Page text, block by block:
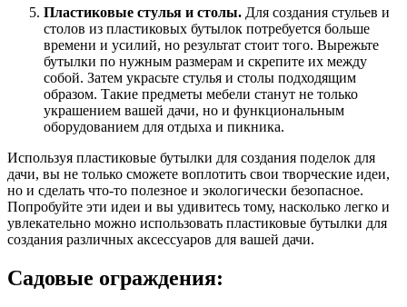
Пластиковые стулья и столы. Для создания стульев и
столов из пластиковых бутылок потребуется больше
времени и усилий, но результат стоит того. Вырежьте
бутылки по нужным размерам и скрепите их между
собой. Затем украсьте стулья и столы подходящим
образом. Такие предметы мебели станут не только
украшением вашей дачи, но и функциональным
оборудованием для отдыха и пикника.
Используя пластиковые бутылки для создания поделок для
дачи, вы не только сможете воплотить свои творческие идеи,
но и сделать что-то полезное и экологически безопасное.
Попробуйте эти идеи и вы удивитесь тому, насколько легко и
увлекательно можно использовать пластиковые бутылки для
создания различных аксессуаров для вашей дачи.
Садовые ограждения: